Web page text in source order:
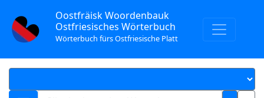
Oostfräisk Woordenbauk
Ostfriesisches Wörterbuch
Wörterbuch fürs Ostfriesische Platt